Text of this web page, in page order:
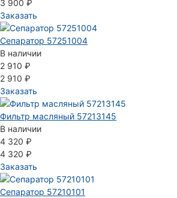
3 900 ₽
Заказать
Сепаратор 57251004
В наличии
2 910 ₽
2 910 ₽
Заказать
Фильтр масляный 57213145
В наличии
4 320 ₽
4 320 ₽
Заказать
Сепаратор 57210101